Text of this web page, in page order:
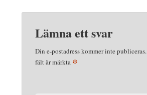
Lämna ett svar
Din e-postadress kommer inte publiceras.
fält är märkta *